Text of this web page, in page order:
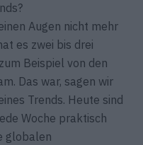
Augen nicht mehr
es zwei bis drei
Beispiel von den
Das war, sagen wir
Trends. Heute sind
Woche praktisch
globalen